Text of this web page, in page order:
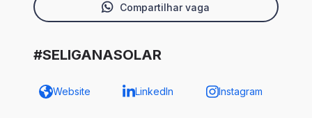
Compartilhar vaga
#SELIGANASOLAR
Website LinkedIn Instagram